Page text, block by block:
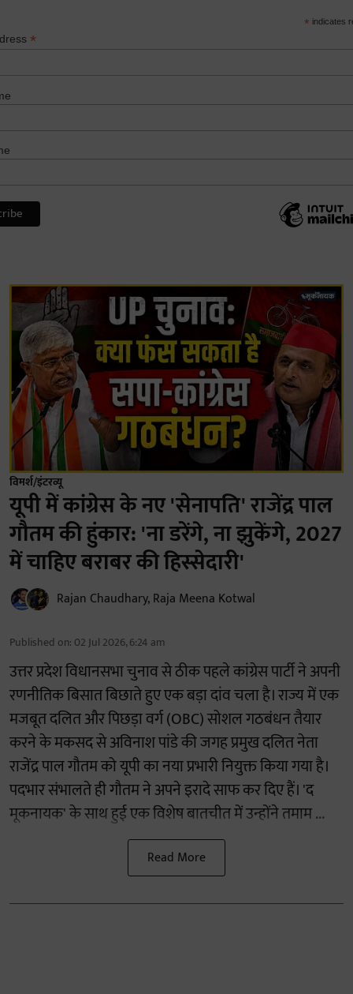
* indicates
*
विमर्श/इंटरव्यू
यूपी में कांग्रेस के नए 'सेनापति' राजेंद्र पाल
गौतम की हुंकार: 'ना डरेंगे, ना झुकेंगे, 2027
में चाहिए बराबर की हिस्सेदारी'
Rajan Chaudhary,Raja Meena Kotwal
Published on: 02 Jul 2026, 6:24 am
उत्तर प्रदेश विधानसभा चुनाव से ठीक पहले कांग्रेस पार्टी ने अपनी
रणनीतिक बिसात बिछाते हुए एक बड़ा दांव चला है। राज्य में एक
मजबूत दलित और पिछड़ा वर्ग (OBC) सोशल गठबंधन तैयार
करने के मकसद से अविनाश पांडे की जगह प्रमुख दलित नेता
राजेंद्र पाल गौतम को यूपी का नया प्रभारी नियुक्त किया गया है।
पदभार संभालते ही गौतम ने अपने इरादे साफ कर दिए हैं। 'द
मूकनायक' के साथ हुई एक विशेष बातचीत में उन्होंने तमाम ...
Read More